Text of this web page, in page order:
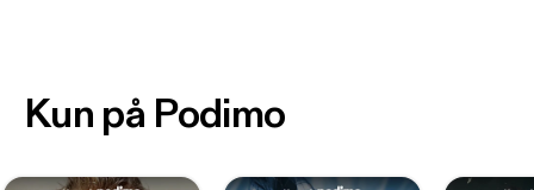
Kun på Podimo